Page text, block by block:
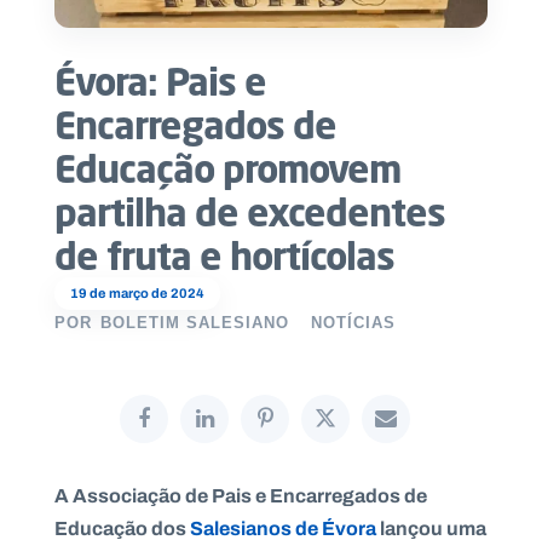
19 de março de 2024
Évora: Pais e
Encarregados de
Educação promovem
partilha de excedentes
de fruta e hortícolas
POR BOLETIM SALESIANO NOTÍCIAS
A Associação de Pais e Encarregados de
Educação dosSalesianos de Évoralançou uma
O
que
fazemos
Recursos
Notícias
O
A